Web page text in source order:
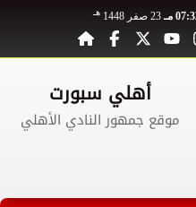
مـ 23 صفر 1448 هـ
أهلي سبورت
موقع جمهور النادي الأهلي